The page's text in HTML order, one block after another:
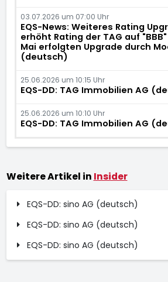
03.07.2026 um 07:00 Uhr
EQS-News: Weiteres Rating
erhöht Rating der TAG auf
Mai erfolgten Upgrade durch
(deutsch)
25.06.2026 um 10:15 Uhr
EQS-DD: TAG Immobilien AG
25.06.2026 um 10:10 Uhr
EQS-DD: TAG Immobilien AG
Weitere Artikel in Insider
EQS-DD: sino AG (deutsch)
EQS-DD: sino AG (deutsch)
EQS-DD: sino AG (deutsch)